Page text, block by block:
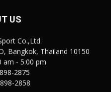
US
Co.,Ltd.
Bangkok, Thailand 10150
am - 5:00 pm
2875
2858